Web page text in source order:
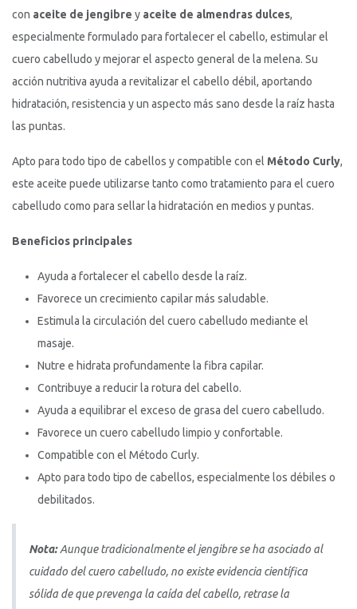
con aceite de jengibre y aceite de almendras dulces,
especialmente formulado para fortalecer el cabello, estimular el
cuero cabelludo y mejorar el aspecto general de la melena. Su
acción nutritiva ayuda a revitalizar el cabello débil, aportando
hidratación, resistencia y un aspecto más sano desde la raíz hasta
las puntas.
Apto para todo tipo de cabellos y compatible con el Método Curly,
este aceite puede utilizarse tanto como tratamiento para el cuero
cabelludo como para sellar la hidratación en medios y puntas.
Beneficios principales
Ayuda a fortalecer el cabello desde la raíz.
Favorece un crecimiento capilar más saludable.
Estimula la circulación del cuero cabelludo mediante el
masaje.
Nutre e hidrata profundamente la fibra capilar.
Contribuye a reducir la rotura del cabello.
Ayuda a equilibrar el exceso de grasa del cuero cabelludo.
Favorece un cuero cabelludo limpio y confortable.
Compatible con el Método Curly.
Apto para todo tipo de cabellos, especialmente los débiles o
debilitados.
Nota:Aunque tradicionalmente el jengibre se ha asociado al
cuidado del cuero cabelludo, no existe evidencia científica
sólida de que prevenga la caída del cabello, retrase la